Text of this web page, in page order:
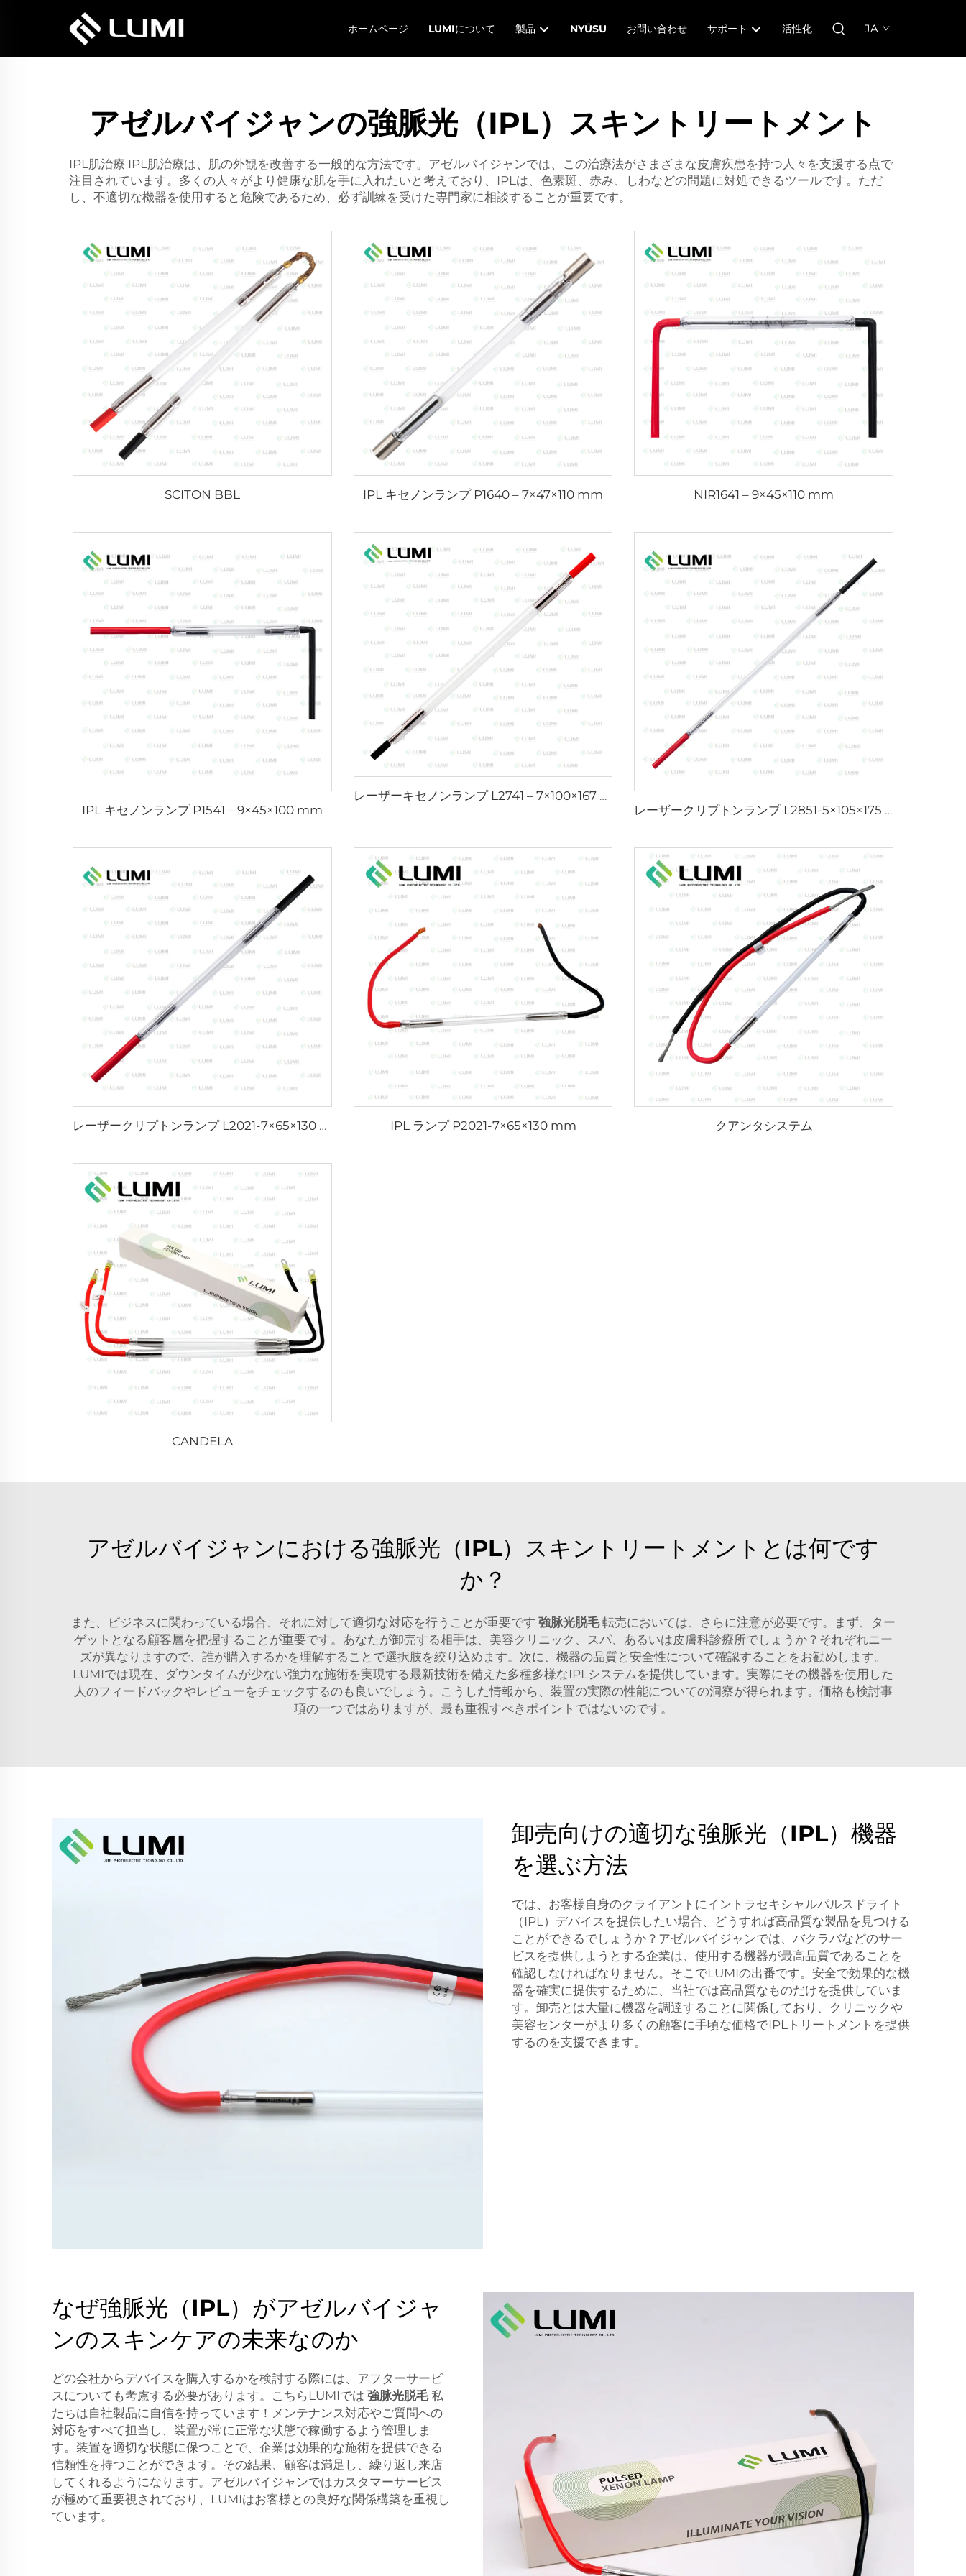
ホームページ LUMIについて 製品 NYŪSU お問い合わせ サポート 活性化 JA
アゼルバイジャンの強脈光（IPL）スキントリートメント
IPL肌治療 IPL肌治療は、肌の外観を改善する一般的な方法です。アゼルバイジャンでは、この治療法がさまざまな皮膚疾患を持つ人々を支援する点で
注目されています。多くの人々がより健康な肌を手に入れたいと考えており、IPLは、色素斑、赤み、しわなどの問題に対処できるツールです。ただ
し、不適切な機器を使用すると危険であるため、必ず訓練を受けた専門家に相談することが重要です。
SCITON BBL IPL キセノンランプ P1640 – 7×47×110 mm NIR1641 – 9×45×110 mm
IPL キセノンランプ P1541 – 9×45×100 mm
レーザーキセノンランプ L2741 – 7×100×167 mm
レーザークリプトンランプ L2851-5×105×175 mm
レーザークリプトンランプ L2021-7×65×130 mm IPL ランプ P2021-7×65×130 mm クアンタシステム
CANDELA
アゼルバイジャンにおける強脈光（IPL）スキントリートメントとは何です
か？
また、ビジネスに関わっている場合、それに対して適切な対応を行うことが重要です 強脉光脱毛転売においては、さらに注意が必要です。まず、ター
ゲットとなる顧客層を把握することが重要です。あなたが卸売する相手は、美容クリニック、スパ、あるいは皮膚科診療所でしょうか？それぞれニー
ズが異なりますので、誰が購入するかを理解することで選択肢を絞り込めます。次に、機器の品質と安全性について確認することをお勧めします。
LUMIでは現在、ダウンタイムが少ない強力な施術を実現する最新技術を備えた多種多様なIPLシステムを提供しています。実際にその機器を使用した
人のフィードバックやレビューをチェックするのも良いでしょう。こうした情報から、装置の実際の性能についての洞察が得られます。価格も検討事
項の一つではありますが、最も重視すべきポイントではないのです。
卸売向けの適切な強脈光（IPL）機器
を選ぶ方法
では、お客様自身のクライアントにイントラセキシャルパルスドライト
（IPL）デバイスを提供したい場合、どうすれば高品質な製品を見つける
ことができるでしょうか？アゼルバイジャンでは、バクラバなどのサー
ビスを提供しようとする企業は、使用する機器が最高品質であることを
確認しなければなりません。そこでLUMIの出番です。安全で効果的な機
器を確実に提供するために、当社では高品質なものだけを提供していま
す。卸売とは大量に機器を調達することに関係しており、クリニックや
美容センターがより多くの顧客に手頃な価格でIPLトリートメントを提供
するのを支援できます。
なぜ強脈光（IPL）がアゼルバイジャ
ンのスキンケアの未来なのか
どの会社からデバイスを購入するかを検討する際には、アフターサービ
スについても考慮する必要があります。こちらLUMIでは 強脉光脱毛私
たちは自社製品に自信を持っています！メンテナンス対応やご質問への
対応をすべて担当し、装置が常に正常な状態で稼働するよう管理しま
す。装置を適切な状態に保つことで、企業は効果的な施術を提供できる
信頼性を持つことができます。その結果、顧客は満足し、繰り返し来店
してくれるようになります。アゼルバイジャンではカスタマーサービス
が極めて重要視されており、LUMIはお客様との良好な関係構築を重視し
ています。